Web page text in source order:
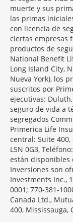
muerte y sus
las primas
con licencia de
ciertas empresas
productos de
National Benefit
Long Island City,
Nueva York), los
suscritos por
ejecutivas:
seguro de vida a
segregados
Primerica Life
central: Suite 400,
L5N 0G3,
están disponibles
Inversiones son
Investments Inc.,
0001; 770-381-
Canada Ltd.,
400, Mississauga,